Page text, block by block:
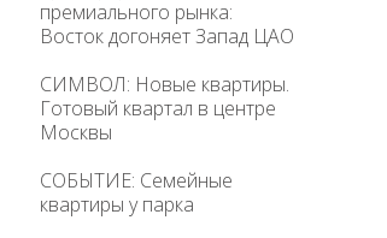
премиального рынка:
Восток догоняет Запад ЦАО
СИМВОЛ: Новые квартиры.
Готовый квартал в центре
Москвы
СОБЫТИЕ: Семейные
квартиры у парка